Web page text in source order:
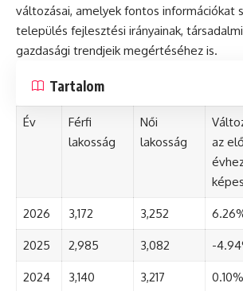
változásai, amelyek fontos információkat
település fejlesztési irányainak,
gazdasági trendjeik megértéséhez is.
Tartalom
Év
Férfi
lakosság
Női
lakosság
az
2026 3,172 3,252
2025 2,985 3,082 -
2024 3,140 3,217 0.10%